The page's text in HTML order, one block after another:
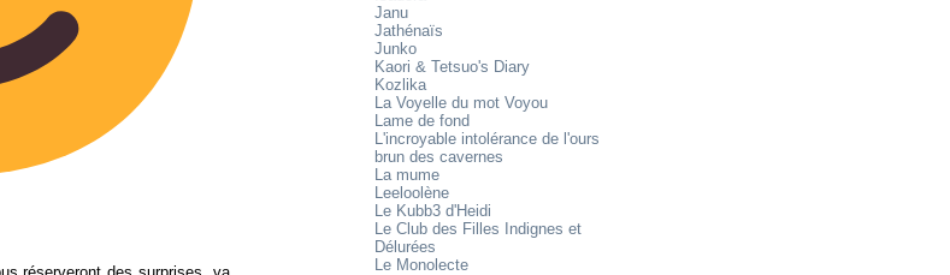
Janu
Jathénaïs
Junko
Kaori & Tetsuo's Diary
Kozlika
La Voyelle du mot Voyou
Lame de fond
L'incroyable intolérance de l'ours
brun des cavernes
La mume
Leeloolène
Le Kubb3 d'Heidi
Le Club des Filles Indignes et
Délurées
Le Monolecte